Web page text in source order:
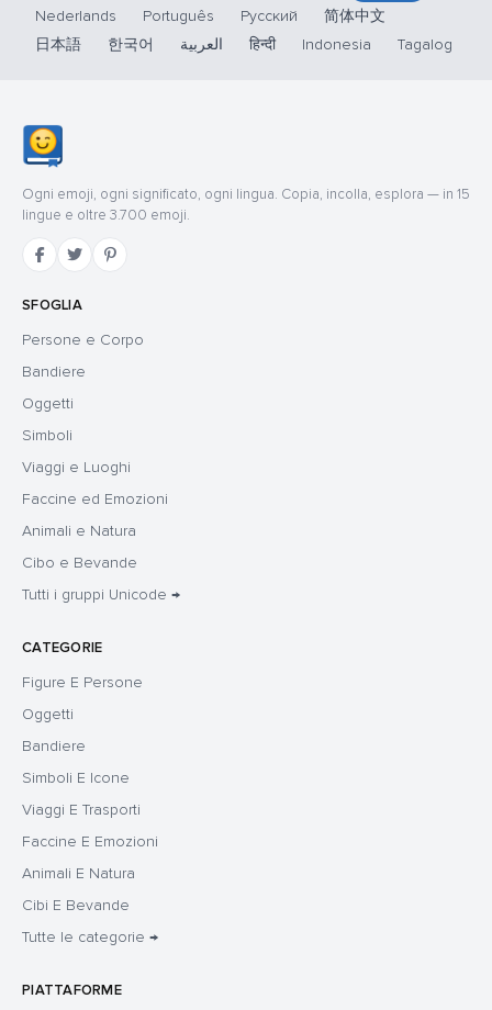
Nederlands
Português Русский
简体中文
日本語
한국어 العربية हिन्दी Indonesia Tagalog
Ogni emoji, ogni significato, ogni lingua. Copia, incolla, esplora — in 15
lingue e oltre 3.700 emoji.
SFOGLIA
Persone e Corpo
Bandiere
Oggetti
Simboli
Viaggi e Luoghi
Faccine ed Emozioni
Animali e Natura
Cibo e Bevande
Tutti i gruppi Unicode →
CATEGORIE
Figure E Persone
Oggetti
Bandiere
Simboli E Icone
Viaggi E Trasporti
Faccine E Emozioni
Animali E Natura
Cibi E Bevande
Tutte le categorie →
PIATTAFORME